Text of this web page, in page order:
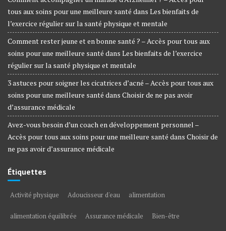
tous aux soins pour une meilleure santé dans Les bienfaits de
l’exercice régulier sur la santé physique et mentale
Comment rester jeune et en bonne santé ? – Accès pour tous aux
soins pour une meilleure santé dans Les bienfaits de l’exercice
régulier sur la santé physique et mentale
3 astuces pour soigner les cicatrices d’acné – Accès pour tous aux
soins pour une meilleure santé dans Choisir de ne pas avoir
d’assurance médicale
Avez-vous besoin d’un coach en développement personnel –
Accès pour tous aux soins pour une meilleure santé dans Choisir de
ne pas avoir d’assurance médicale
Étiquettes
Activité physique Adoucisseur d'eau alimentation
alimentation équilibrée Assurance médicale Bien-être